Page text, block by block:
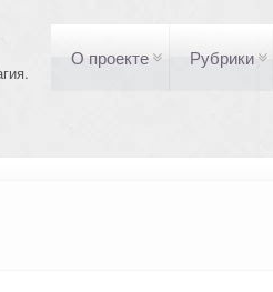
О проекте Рубрики